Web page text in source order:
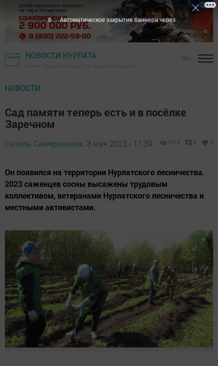
НОВОСТИ НУРЛАТА
НОВОСТИ
Сад памяти теперь есть и в посёлке
Заречном
Гюзель Самерханова, 3 мая 2023 - 11:39 1112 0 0
Он появился на территории Нурлатского лесничества.
2023 саженцев сосны высажены трудовым
коллективом, ветеранами Нурлатского лесничества и
местными активистами.
5 Автоматическое закрытие баннера через